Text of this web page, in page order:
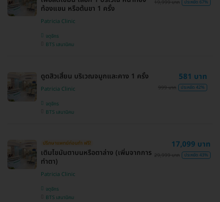
ท้องแขน หรือต้นขา 1 ครั้ง
Patricia Clinic
จตุจักร
BTS เสนานิคม
19,999 บาท ประหยัด 67%
ดูดสิวเสี้ยน บริเวณจมูกและคาง 1 ครั้ง
Patricia Clinic
จตุจักร
BTS เสนานิคม
581 บาท
999 บาท ประหยัด 42%
ปรึกษาแพทย์ก่อนทำ ฟรี!
เติมไขมันตาบนหรือตาล่าง (เพิ่มจากการ
ทำตา)
Patricia Clinic
จตุจักร
BTS เสนานิคม
17,099 บาท
29,999 บาท ประหยัด 43%